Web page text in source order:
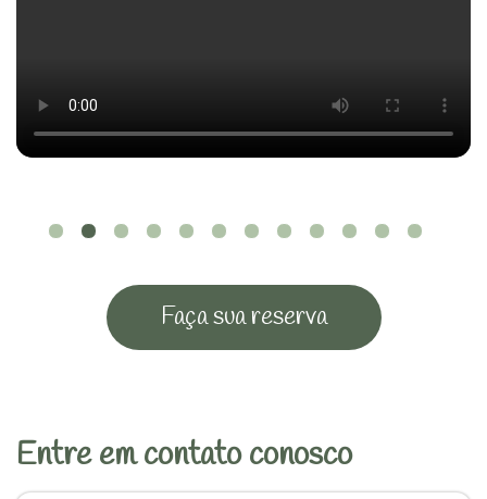
Faça sua reserva
Entre em contato conosco